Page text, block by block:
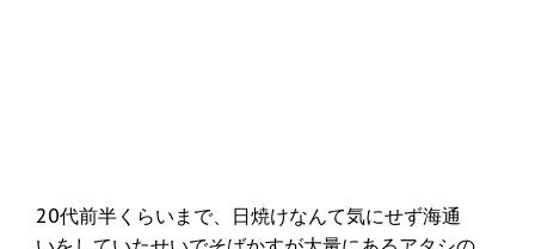
20代前半くらいまで、日焼けなんて気にせず海通